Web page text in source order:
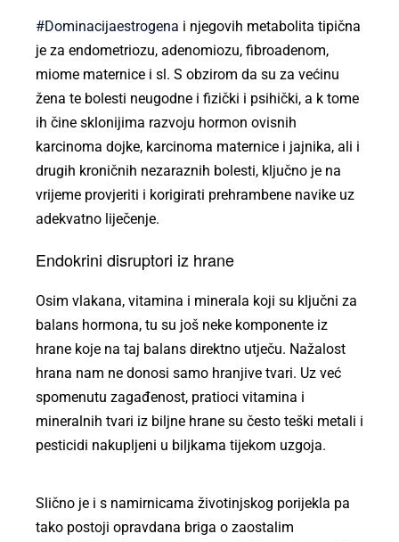
#Dominacijaestrogena i njegovih metabolita tipična
je za endometriozu, adenomiozu, fibroadenom,
miome maternice i sl. S obzirom da su za većinu
žena te bolesti neugodne i fizički i psihički, a k tome
ih čine sklonijima razvoju hormon ovisnih
karcinoma dojke, karcinoma maternice i jajnika, ali i
drugih kroničnih nezaraznih bolesti, ključno je na
vrijeme provjeriti i korigirati prehrambene navike uz
adekvatno liječenje.
Endokrini disruptori iz hrane
Osim vlakana, vitamina i minerala koji su ključni za
balans hormona, tu su još neke komponente iz
hrane koje na taj balans direktno utječu. Nažalost
hrana nam ne donosi samo hranjive tvari. Uz već
spomenutu zagađenost, pratioci vitamina i
mineralnih tvari iz biljne hrane su često teški metali i
pesticidi nakupljeni u biljkama tijekom uzgoja.
Slično je i s namirnicama životinjskog porijekla pa
tako postoji opravdana briga o zaostalim